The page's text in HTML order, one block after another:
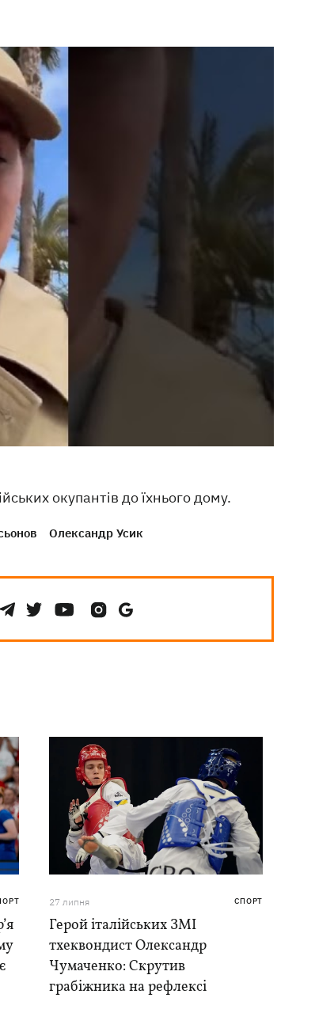
окупантів до їхнього дому.
Олександр Усик
27 липня СПОРТ
Герой італійських ЗМІ
тхеквондист Олександр
Чумаченко: Скрутив
грабіжника на рефлексі